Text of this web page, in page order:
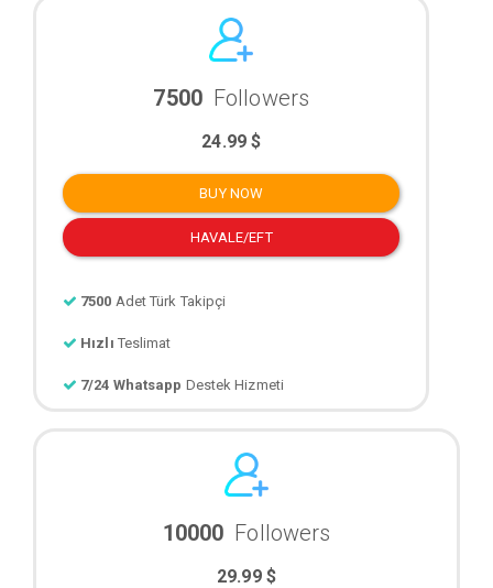
7500 Followers
24.99 $
BUY NOW
HAVALE/EFT
7500 Adet Türk Takipçi
Hızlı Teslimat
7/24 Whatsapp Destek Hizmeti
10000 Followers
29.99 $